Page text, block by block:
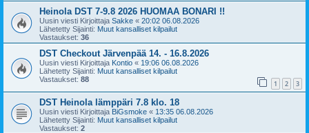
Heinola DST 7-9.8 2026 HUOMAA BONARI !!
Uusin viesti Kirjoittaja Sakke « 20:02 06.08.2026
Lähetetty Sijainti: Muut kansalliset kilpailut
Vastaukset: 36
DST Checkout Järvenpää 14. - 16.8.2026
Uusin viesti Kirjoittaja Kontio « 19:06 06.08.2026
Lähetetty Sijainti: Muut kansalliset kilpailut
Vastaukset: 88 1 2 3
DST Heinola lämppäri 7.8 klo. 18
Uusin viesti Kirjoittaja BiGsmoke « 13:35 06.08.2026
Lähetetty Sijainti: Muut kansalliset kilpailut
Vastaukset: 2